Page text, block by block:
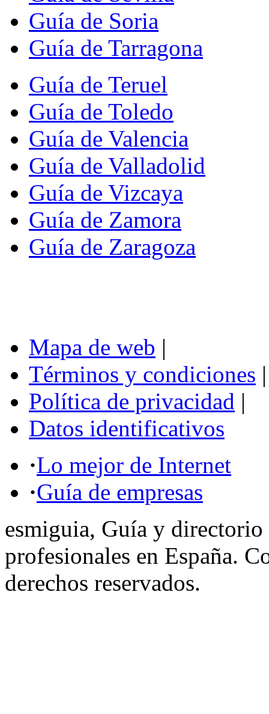
Guía de Soria
Guía de Tarragona
Guía de Teruel
Guía de Toledo
Guía de Valencia
Guía de Valladolid
Guía de Vizcaya
Guía de Zamora
Guía de Zaragoza
Mapa de web |
Términos y condiciones |
Política de privacidad |
Datos identificativos
·Lo mejor de Internet
·Guía de empresas
esmiguia, Guía y directorio
profesionales en España.
derechos reservados.